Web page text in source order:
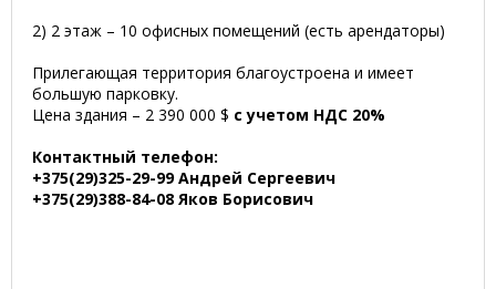
2) 2 этаж – 10 офисных помещений (есть арендаторы)
Прилегающая территория благоустроена и имеет
большую парковку.
Цена здания – 2 390 000 $ с учетом НДС 20%
Контактный телефон:
+375(29)325-29-99Андрей Сергеевич
+375(29)388-84-08 Яков Борисович